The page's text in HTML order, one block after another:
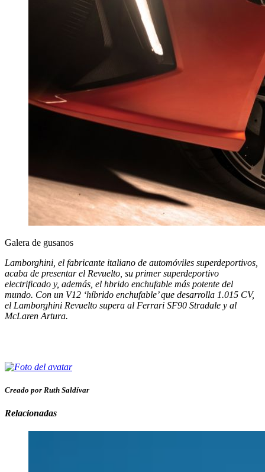
Galera de gusanos
Lamborghini, el fabricante italiano de automóviles superdeportivos,
acaba de presentar el Revuelto, su primer superdeportivo
electrificado y, además, el hbrido enchufable más potente del
mundo. Con un V12 ‘híbrido enchufable’ que desarrolla 1.015 CV,
el Lamborghini Revuelto supera al Ferrari SF90 Stradale y al
McLaren Artura.
Creado por Ruth Saldívar
Relacionadas